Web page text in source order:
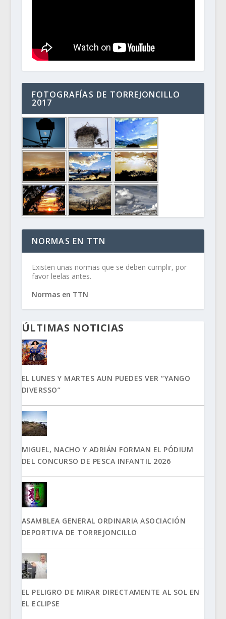
FOTOGRAFÍAS DE TORREJONCILLO
2017
NORMAS EN TTN
Existen unas normas que se deben cumplir, por
favor leelas antes.
Normas en TTN
ÚLTIMAS NOTICIAS
EL LUNES Y MARTES AUN PUEDES VER “YANGO
DIVERSSO”
MIGUEL, NACHO Y ADRIÁN FORMAN EL PÓDIUM
DEL CONCURSO DE PESCA INFANTIL 2026
ASAMBLEA GENERAL ORDINARIA ASOCIACIÓN
DEPORTIVA DE TORREJONCILLO
EL PELIGRO DE MIRAR DIRECTAMENTE AL SOL EN
EL ECLIPSE